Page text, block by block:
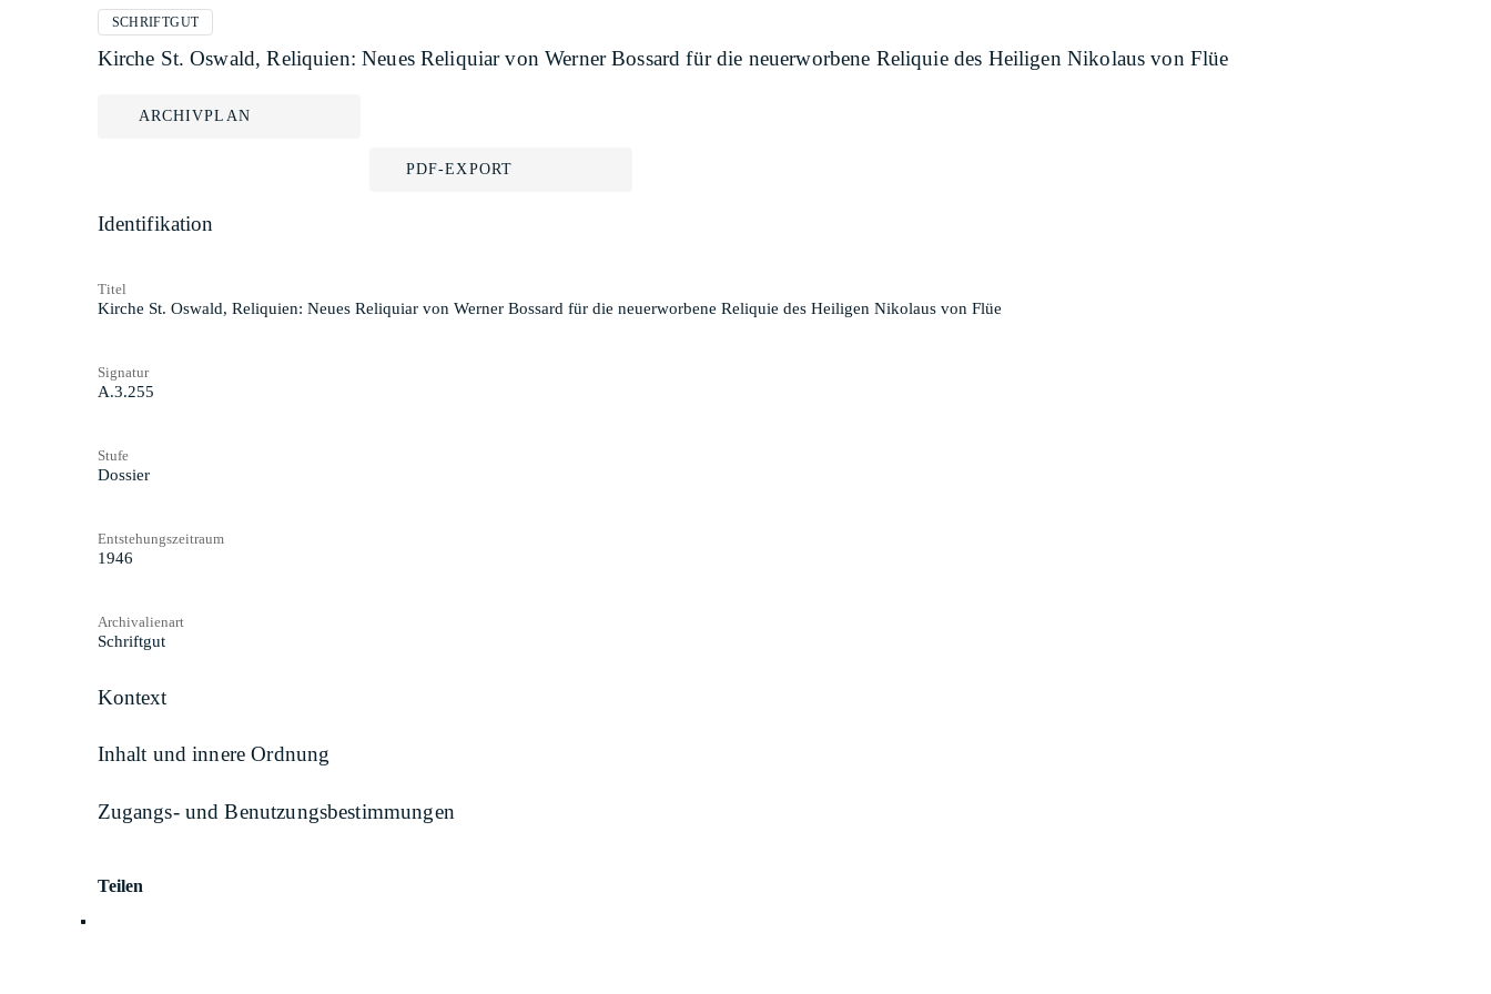
SCHRIFTGUT
Kirche St. Oswald, Reliquien: Neues Reliquiar von Werner Bossard für die neuerworbene Reliquie des Heiligen Nikolaus von Flüe
ARCHIVPLAN
PDF-EXPORT
Identifikation
Titel
Kirche St. Oswald, Reliquien: Neues Reliquiar von Werner Bossard für die neuerworbene Reliquie des Heiligen Nikolaus von Flüe
Signatur
A.3.255
Stufe
Dossier
Entstehungszeitraum
1946
Archivalienart
Schriftgut
Kontext
Inhalt und innere Ordnung
Zugangs- und Benutzungsbestimmungen
Teilen